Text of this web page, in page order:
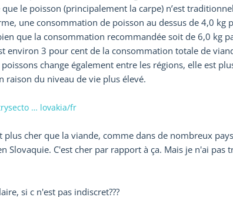
le poisson (principalement la carpe) n’est
une consommation de poisson au dessus de 4,0 kg
que la consommation recommandée soit de 6,0 kg
environ 3 pour cent de la consommation totale de
change également entre les régions, elle est
raison du niveau de vie plus élevé.
… lovakia/fr
plus cher que la viande, comme dans de nombreux
Slovaquie. C'est cher par rapport à ça. Mais je n'ai pas
si c n'est pas indiscret???